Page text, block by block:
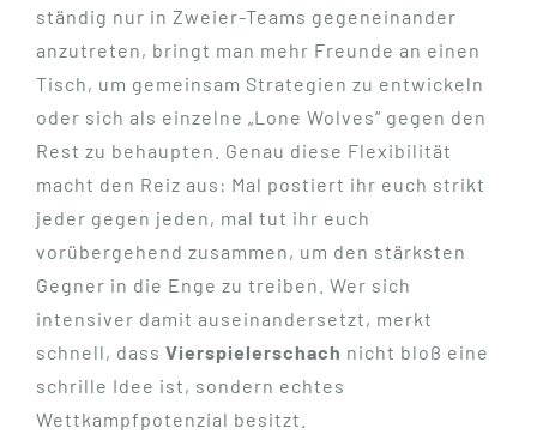
ständig nur in Zweier-Teams gegeneinander
anzutreten, bringt man mehr Freunde an einen
Tisch, um gemeinsam Strategien zu entwickeln
oder sich als einzelne „Lone Wolves“ gegen den
Rest zu behaupten. Genau diese Flexibilität
macht den Reiz aus: Mal postiert ihr euch strikt
jeder gegen jeden, mal tut ihr euch
vorübergehend zusammen, um den stärksten
Gegner in die Enge zu treiben. Wer sich
intensiver damit auseinandersetzt, merkt
schnell, dass Vierspielerschach nicht bloß eine
schrille Idee ist, sondern echtes
Wettkampfpotenzial besitzt.